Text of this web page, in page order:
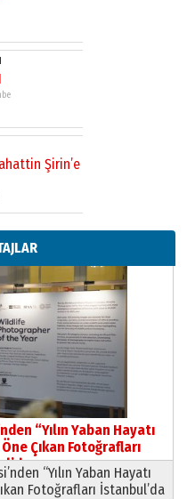
Şirin’e
Şirin’e
“Yılın Yaban Hayatı
Çıkan Fotoğrafları
“Yılın Yaban Hayatı
Fotoğrafları İstanbul’da